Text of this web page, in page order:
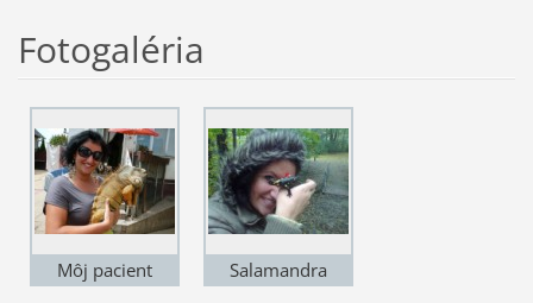
Fotogaléria
Môj pacient
Salamandra